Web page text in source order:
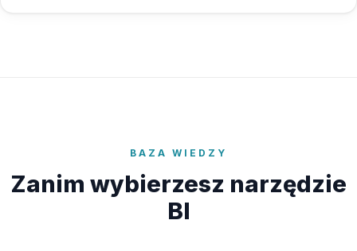
BAZA WIEDZY
Zanim wybierzesz narzędzie
BI